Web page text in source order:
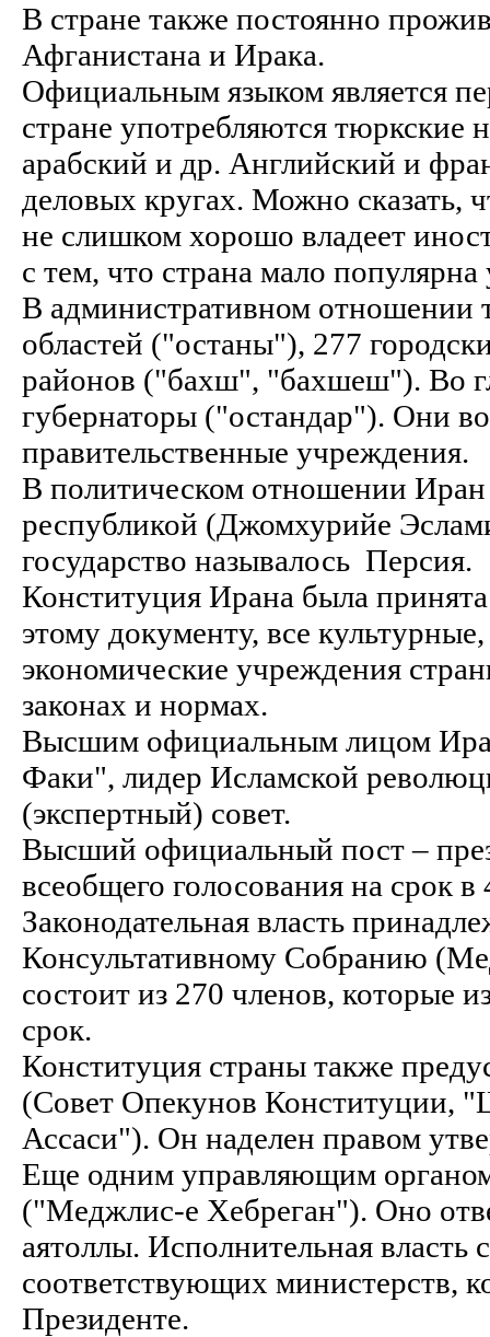
В стране также постоянно
Афганистана и Ирака.
Официальным языком является
стране употребляются тюркские
арабский и др. Английский и
деловых кругах. Можно сказать,
не слишком хорошо владеет
с тем, что страна мало популярна
В административном отношении
областей ("останы"), 277
районов ("бахш", "бахшеш"). Во
губернаторы ("остандар"). Они
правительственные учреждения.
В политическом отношении Иран
республикой (Джомхурийе
государство называлось Персия.
Конституция Ирана была
этому документу, все
экономические учреждения
законах и нормах.
Высшим официальным лицом
Факи", лидер Исламской
(экспертный) совет.
Высший официальный пост –
всеобщего голосования на срок в
Законодательная власть
Консультативному Собранию
состоит из 270 членов, которые
срок.
Конституция страны также
(Совет Опекунов Конституции,
Ассаси"). Он наделен правом
Еще одним управляющим
("Меджлис-e Хебреган"). Оно
аятоллы. Исполнительная власть
соответствующих министерств,
Президенте.